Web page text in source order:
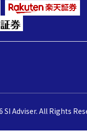
SI Adviser. All Rights